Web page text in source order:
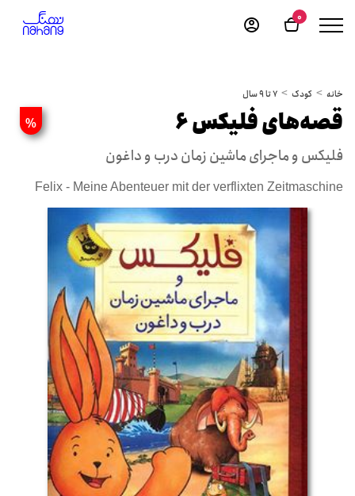
0
خانه کودک 7 تا 9 سال
% قصه‌های فلیکس 6
فلیکس و ماجرای ماشین زمان درب و داغون
Felix - Meine Abenteuer mit der verflixten Zeitmaschine